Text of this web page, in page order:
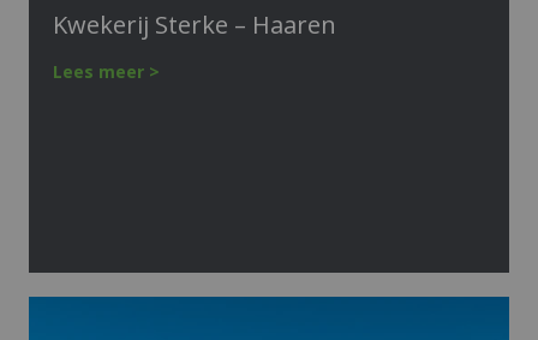
Kwekerij Sterke – Haaren
Lees meer >